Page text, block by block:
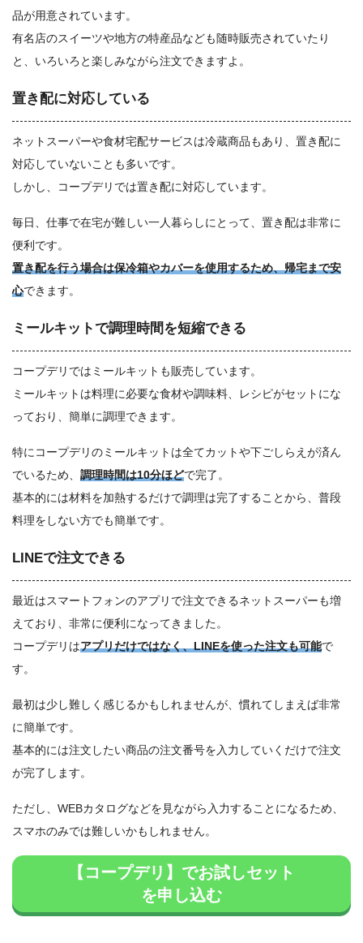
品が用意されています。
有名店のスイーツや地方の特産品なども随時販売されていたり
と、いろいろと楽しみながら注文できますよ。
置き配に対応している
ネットスーパーや食材宅配サービスは冷蔵商品もあり、置き配に
対応していないことも多いです。
しかし、コープデリでは置き配に対応しています。
毎日、仕事で在宅が難しい一人暮らしにとって、置き配は非常に
便利です。
置き配を行う場合は保冷箱やカバーを使用するため、帰宅まで安
心できます。
ミールキットで調理時間を短縮できる
コープデリではミールキットも販売しています。
ミールキットは料理に必要な食材や調味料、レシピがセットにな
っており、簡単に調理できます。
特にコープデリのミールキットは全てカットや下ごしらえが済ん
でいるため、 調理時間は10分ほどで完了。
基本的には材料を加熱するだけで調理は完了することから、普段
料理をしない方でも簡単です。
LINEで注文できる
最近はスマートフォンのアプリで注文できるネットスーパーも増
えており、非常に便利になってきました。
コープデリはアプリだけではなく、LINEを使った注文も可能で
す。
最初は少し難しく感じるかもしれませんが、慣れてしまえば非常
に簡単です。
基本的には注文したい商品の注文番号を入力していくだけで注文
が完了します。
ただし、WEBカタログなどを見ながら入力することになるため、
スマホのみでは難しいかもしれません。
【コープデリ】でお試しセット
を申し込む